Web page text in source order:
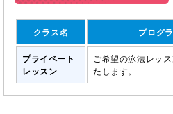
クラス名 プログ
プライベート
レッスン
ご希望の泳法レッ
たします。